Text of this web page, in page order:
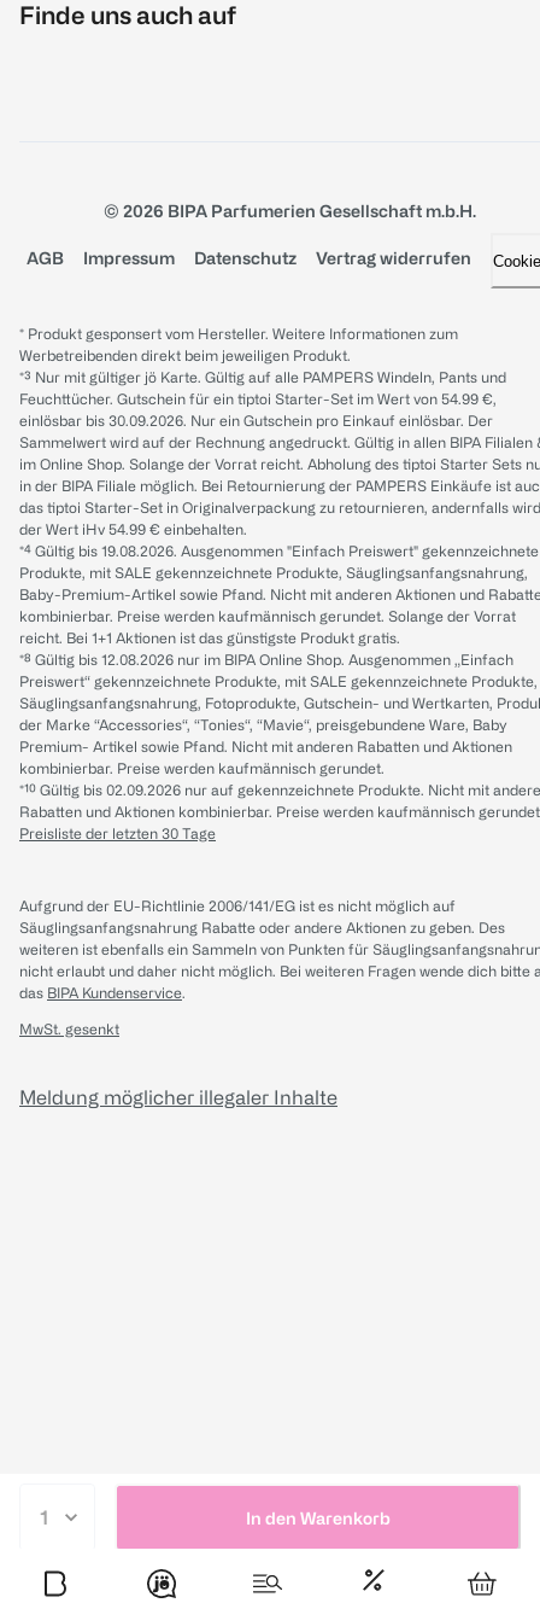
In den Warenkorb
Finde uns auch auf
© 2026 BIPA Parfumerien Gesellschaft m.b.H.
AGB Impressum Datenschutz Vertrag widerrufen
* Produkt gesponsert vom Hersteller. Weitere Informationen zum
Werbetreibenden direkt beim jeweiligen Produkt.
*³ Nur mit gültiger jö Karte. Gültig auf alle PAMPERS Windeln, Pants und
Feuchttücher. Gutschein für ein tiptoi Starter-Set im Wert von 54.99 €,
einlösbar bis 30.09.2026. Nur ein Gutschein pro Einkauf einlösbar. Der
Sammelwert wird auf der Rechnung angedruckt. Gültig in allen BIPA Filialen
im Online Shop. Solange der Vorrat reicht. Abholung des tiptoi Starter Sets
in der BIPA Filiale möglich. Bei Retournierung der PAMPERS Einkäufe ist
das tiptoi Starter-Set in Originalverpackung zu retournieren, andernfalls wird
der Wert iHv 54.99 € einbehalten.
*⁴ Gültig bis 19.08.2026. Ausgenommen "Einfach Preiswert" gekennzeichnete
Produkte, mit SALE gekennzeichnete Produkte, Säuglingsanfangsnahrung,
Baby-Premium-Artikel sowie Pfand. Nicht mit anderen Aktionen und
kombinierbar. Preise werden kaufmännisch gerundet. Solange der Vorrat
reicht. Bei 1+1 Aktionen ist das günstigste Produkt gratis.
*⁸ Gültig bis 12.08.2026 nur im BIPA Online Shop. Ausgenommen „Einfach
Preiswert“ gekennzeichnete Produkte, mit SALE gekennzeichnete Produkte,
Säuglingsanfangsnahrung, Fotoprodukte, Gutschein- und Wertkarten,
der Marke “Accessories“, “Tonies“, “Mavie“, preisgebundene Ware, Baby
Premium- Artikel sowie Pfand. Nicht mit anderen Rabatten und Aktionen
kombinierbar. Preise werden kaufmännisch gerundet.
*¹⁰ Gültig bis 02.09.2026 nur auf gekennzeichnete Produkte. Nicht mit
Rabatten und Aktionen kombinierbar. Preise werden kaufmännisch
Preisliste der letzten 30 Tage
Aufgrund der EU-Richtlinie 2006/141/EG ist es nicht möglich auf
Säuglingsanfangsnahrung Rabatte oder andere Aktionen zu geben. Des
weiteren ist ebenfalls ein Sammeln von Punkten für
nicht erlaubt und daher nicht möglich. Bei weiteren Fragen wende dich bitte
das BIPA Kundenservice.
MwSt. gesenkt
Meldung möglicher illegaler Inhalte